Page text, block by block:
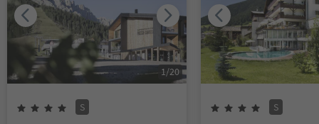
1/20
S S